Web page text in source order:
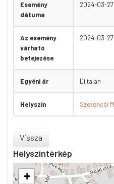
Esemény
dátuma
2024-03-
Az esemény
várható
befejezése
2024-03-27
Egyéni ár Díjtalan
Helyszín Szerencsi
Vissza
Helyszíntérkép
+